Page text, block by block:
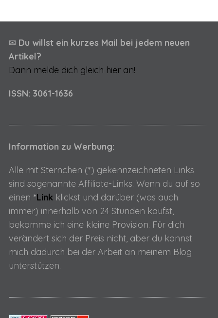
t
e
n
n
m
i
r
u
n
g
d
e
r
B
i
t
✉ Du willst ein kurzes Mail bei jedem neuen
Artikel?
Dann melde dich gleich hier an!
ISSN: 3061-1636
Information zu Werbung:
Alle mit Sternchen (*) gekennzeichneten Links
sind sogenannte Affiliate-Links. Wenn du auf so
einen *Link klickst und darüber (was auch
immer) innerhalb von 24 Stunden kaufst,
bekomme ich eine kleine Provision. Für dich
verändert sich der Preis nicht, aber du kannst
mich dadurch bei der Arbeit an meinem Blog
unterstützen.